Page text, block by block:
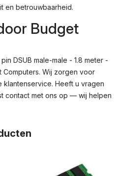
en betrouwbaarheid.
Budget
DSUB male-male - 1.8 meter -
Wij zorgen voor
Heeft u vragen
contact met ons op — wij helpen